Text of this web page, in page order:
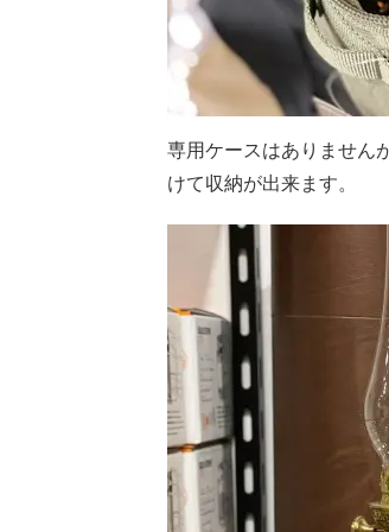
専用ケースはありません
けて収納が出来ます。